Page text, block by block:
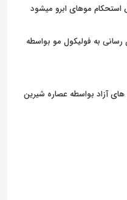
استحکام موهای ابرو میشود
رسانی به فولیکول مو بواسطه
های آزاد بواسطه عصاره شیرین